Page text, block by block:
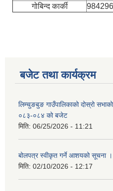
गोबिन्द कार्की
बजेट तथा कार्यक्रम
लिम्चुङबुङ गाउँपालिकाको दोस्रो
०८३-०८४ को बजेट
मिति: 06/25/2026 - 11:21
बोलपत्र स्वीकृत गर्ने आशयको सूचना ।
मिति: 02/10/2026 - 12:17